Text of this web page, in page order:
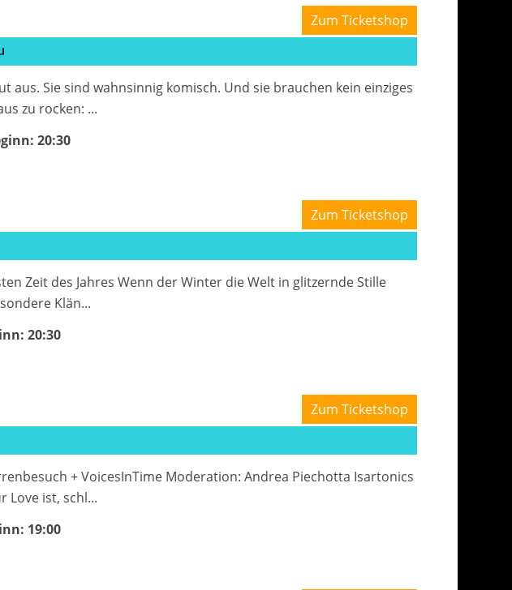
Zum Ticketshop
aus. Sie sind wahnsinnig komisch. Und sie brauchen kein einziges
zu rocken: ...
20:30
Zum Ticketshop
Zeit des Jahres Wenn der Winter die Welt in glitzernde Stille
Klän...
20:30
Zum Ticketshop
+ VoicesInTime Moderation: Andrea Piechotta Isartonics
Love ist, schl...
19:00